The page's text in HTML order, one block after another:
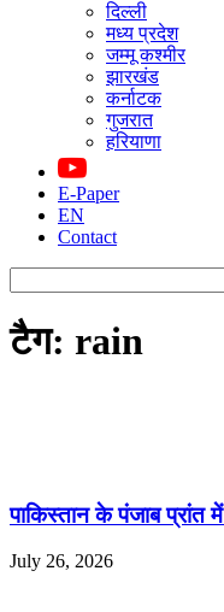
दिल्ली
मध्य प्रदेश
जम्मू कश्मीर
झारखंड
कर्नाटक
गुजरात
हरियाणा
E-Paper
EN
Contact
टैग: rain
पाकिस्तान के पंजाब प्रांत
July 26, 2026